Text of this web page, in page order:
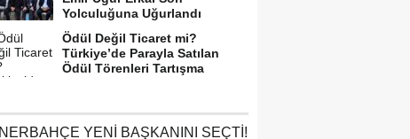
Yolculuğuna Uğurlandı
Ödül Değil Ticaret mi?
Türkiye’de Parayla Satılan
Ödül Törenleri Tartışma